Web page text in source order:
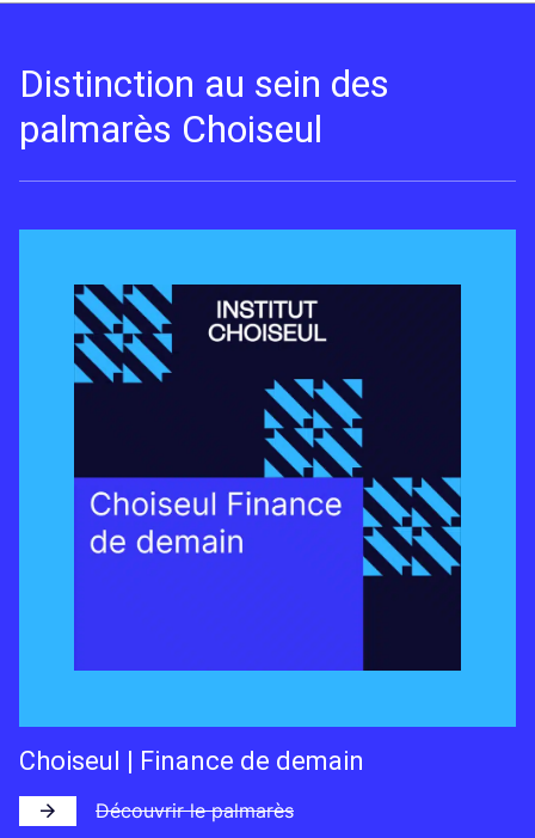
Distinction au sein des
palmarès Choiseul
Choiseul | Finance de demain
Découvrir le palmarès